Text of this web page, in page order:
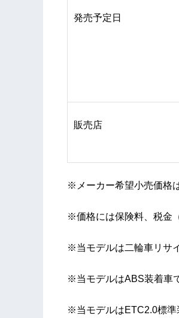
発売予定日
販売店
※メーカー希望小売価格
※価格には保険料、税金
※当モデルは二輪車リサ
※当モデルはABS装着車
※当モデルはETC2.0標準